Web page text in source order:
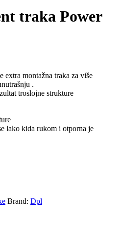
traka Power
extra montažna traka za više
.
troslojne strukture
lako kida rukom i otporna je
Brand: Dpl